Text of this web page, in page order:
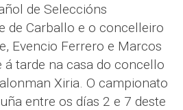
de Seleccións
de Carballo e o concelleiro
Evencio Ferrero e Marcos
tarde na casa do concello
Xiria. O campionato
entre os días 2 e 7 deste